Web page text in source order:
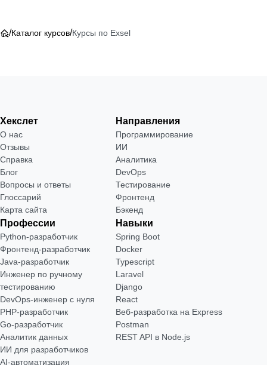
/Каталог курсов/Курсы по Exsel
Хекслет
О нас
Отзывы
Справка
Блог
Вопросы и ответы
Глоссарий
Карта сайта
Направления
Программирование
ИИ
Аналитика
DevOps
Тестирование
Фронтенд
Бэкенд
Профессии
Python-разработчик
Фронтенд-разработчик
Java-разработчик
Инженер по ручному
тестированию
DevOps-инженер с нуля
РНР-разработчик
Go-разработчик
Аналитик данных
ИИ для разработчиков
AI-автоматизация
Навыки
Spring Boot
Docker
Typescript
Laravel
Django
React
Веб-разработка на Express
Postman
REST API в Node.js